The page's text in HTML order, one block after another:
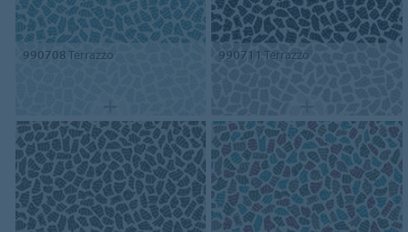
990708Terrazzo 990711 Terrazzo